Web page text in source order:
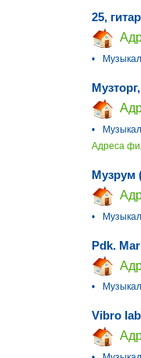
25,
•
•
Адреса
Музрум
•
Pdk.
•
Vibro